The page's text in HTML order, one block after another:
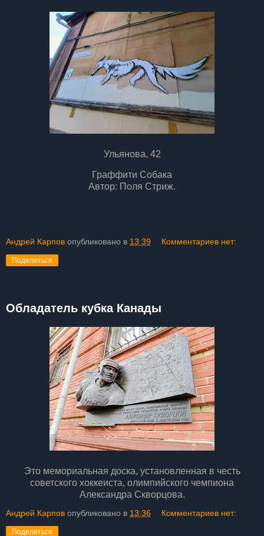
Ульянова, 42
Граффити Собака
Автор: Поля Стриж.
Андрей Карпов опубликовано в 13:39 Комментариев нет:
Поделиться
Обладатель кубка Канады
Это мемориальная доска, установленная в честь
советского хоккеиста, олимпийского чемпиона
Александра Скворцова.
Андрей Карпов опубликовано в 13:36 Комментариев нет:
Поделиться